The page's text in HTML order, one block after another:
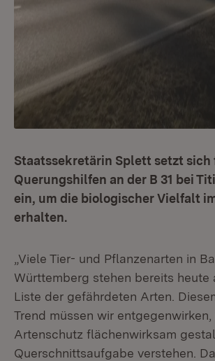
Staatssekretärin Splett setzt sich
Querungshilfen an der B 31 bei
ein, um die biologischer Vielfalt
erhalten.
„Viele Tier- und Pflanzenarten in
Württemberg stehen bereits heute
Liste der gefährdeten Arten.
Trend müssen wir
Artenschutz flächenwirksam
Querschnittsaufgabe verstehen.